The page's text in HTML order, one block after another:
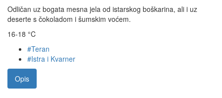
Odličan uz bogata mesna jela od istarskog boškarina, ali i uz
deserte s čokoladom i šumskim voćem.
16-18 °C
#Teran
#Istra i Kvarner
Opis